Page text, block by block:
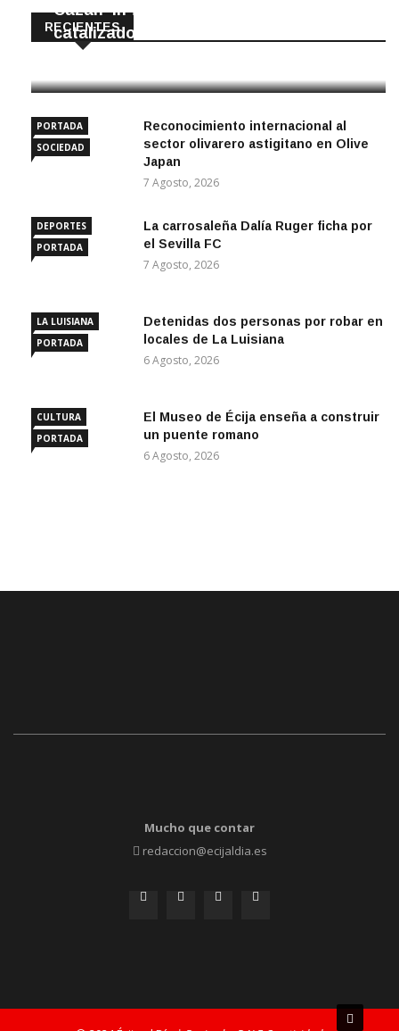
RECIENTES
Cazan ‘in fraganti’ a ladrones de
catalizadores
PORTADA
SOCIEDAD
Reconocimiento internacional al
sector olivarero astigitano en Olive
Japan
7 Agosto, 2026
DEPORTES
PORTADA
La carrosaleña Dalía Ruger ficha por
el Sevilla FC
7 Agosto, 2026
LA LUISIANA
PORTADA
Detenidas dos personas por robar en
locales de La Luisiana
6 Agosto, 2026
CULTURA
PORTADA
El Museo de Écija enseña a construir
un puente romano
6 Agosto, 2026
Mucho que contar
redaccion@ecijaldia.es